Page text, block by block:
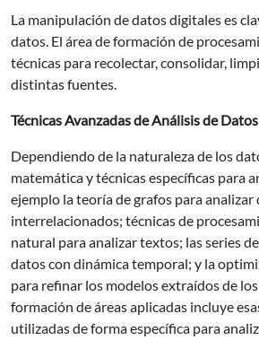
La manipulación de datos digitales es
datos. El área de formación de
técnicas para recolectar, consolidar,
distintas fuentes.
Técnicas Avanzadas de Análisis de
Dependiendo de la naturaleza de los
matemática y técnicas específicas para
ejemplo la teoría de grafos para analizar
interrelacionados; técnicas de
natural para analizar textos; las series
datos con dinámica temporal; y la
para refinar los modelos extraídos de
formación de áreas aplicadas incluye
utilizadas de forma específica para